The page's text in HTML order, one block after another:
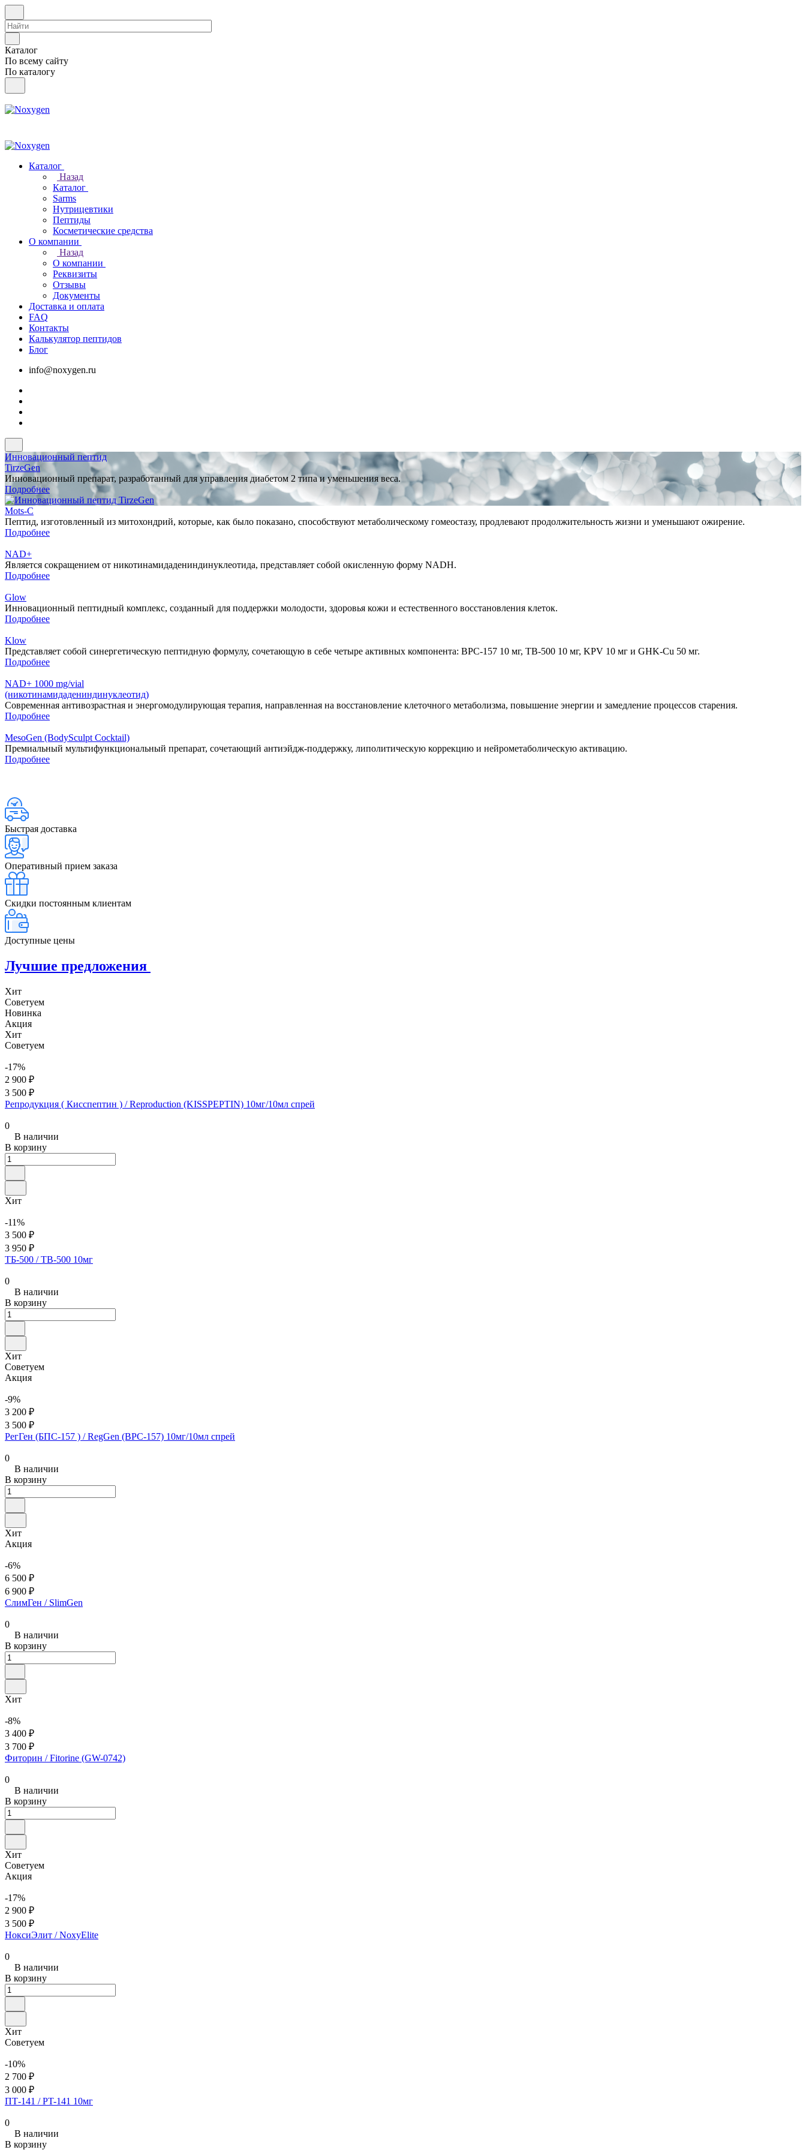
Каталог
По всему сайту
По каталогу
Каталог
Назад
Каталог
Sarms
Нутрицевтики
Пептиды
Косметические средства
О компании
Назад
О компании
Реквизиты
Отзывы
Документы
Доставка и оплата
FAQ
Контакты
Калькулятор пептидов
Блог
info@noxygen.ru
Инновационный пептид
TirzeGen
Инновационный препарат, разработанный для управления диабетом 2 типа и уменьшения веса.
Подробнее
Mots-C
Пептид, изготовленный из митохондрий, которые, как было показано, способствуют метаболическому гомеостазу, продлевают продолжительность жизни и уменьшают ожирение.
Подробнее
NAD+
Является сокращением от никотинамидадениндинуклеотида, представляет собой окисленную форму NADH.
Подробнее
Glow
Инновационный пептидный комплекс, созданный для поддержки молодости, здоровья кожи и естественного восстановления клеток.
Подробнее
Klow
Представляет собой синергетическую пептидную формулу, сочетающую в себе четыре активных компонента: BPC-157 10 мг, TB-500 10 мг, KPV 10 мг и GHK-Cu 50 мг.
Подробнее
NAD+ 1000 mg/vial
(никотинамидадениндинуклеотид)
Современная антивозрастная и энергомодулирующая терапия, направленная на восстановление клеточного метаболизма, повышение энергии и замедление процессов старения.
Подробнее
MesoGen (BodySculpt Cocktail)
Премиальный мультифункциональный препарат, сочетающий антиэйдж-поддержку, липолитическую коррекцию и нейрометаболическую активацию.
Подробнее
Быстрая доставка
Оперативный прием заказа
Скидки постоянным клиентам
Доступные цены
Лучшие предложения
Хит
Советуем
Новинка
Акция
Хит
Советуем
-17%
2 900 ₽
3 500 ₽
Репродукция ( Кисспептин ) / Reproduction (KISSPEPTIN) 10мг/10мл спрей
0
В наличии
В корзину
Хит
-11%
3 500 ₽
3 950 ₽
ТБ-500 / TB-500 10мг
0
В наличии
В корзину
Хит
Советуем
Акция
-9%
3 200 ₽
3 500 ₽
РегГен (БПС-157 ) / RegGen (BPC-157) 10мг/10мл спрей
0
В наличии
В корзину
Хит
Акция
-6%
6 500 ₽
6 900 ₽
СлимГен / SlimGen
0
В наличии
В корзину
Хит
-8%
3 400 ₽
3 700 ₽
Фиторин / Fitorine (GW-0742)
0
В наличии
В корзину
Хит
Советуем
Акция
-17%
2 900 ₽
3 500 ₽
НоксиЭлит / NoxyElite
0
В наличии
В корзину
Хит
Советуем
-10%
2 700 ₽
3 000 ₽
ПТ-141 / PT-141 10мг
0
В наличии
В корзину